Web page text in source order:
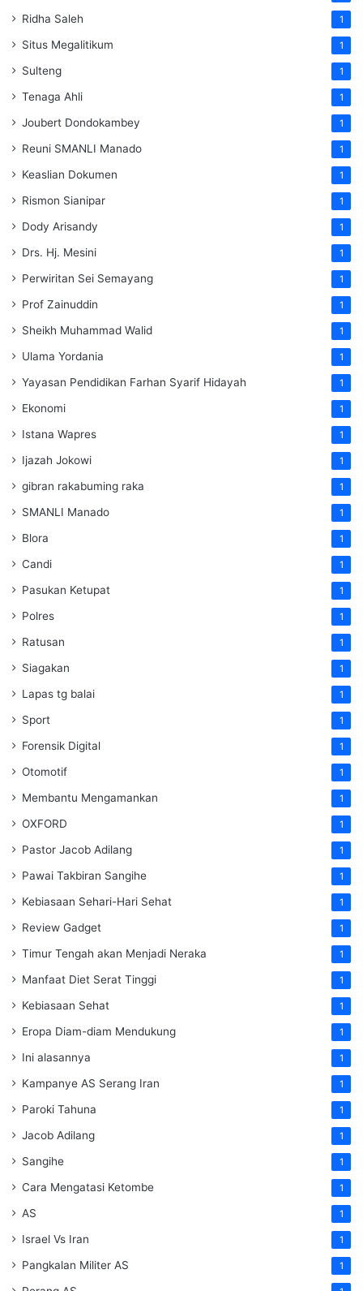
Ridha Saleh 1
Situs Megalitikum 1
Sulteng 1
Tenaga Ahli 1
Joubert Dondokambey 1
Reuni SMANLI Manado 1
Keaslian Dokumen 1
Rismon Sianipar 1
Dody Arisandy 1
Drs. Hj. Mesini 1
Perwiritan Sei Semayang 1
Prof Zainuddin 1
Sheikh Muhammad Walid 1
Ulama Yordania 1
Yayasan Pendidikan Farhan Syarif Hidayah 1
Ekonomi 1
Istana Wapres 1
Ijazah Jokowi 1
gibran rakabuming raka 1
SMANLI Manado 1
Blora 1
Candi 1
Pasukan Ketupat 1
Polres 1
Ratusan 1
Siagakan 1
Lapas tg balai 1
Sport 1
Forensik Digital 1
Otomotif 1
Membantu Mengamankan 1
OXFORD 1
Pastor Jacob Adilang 1
Pawai Takbiran Sangihe 1
Kebiasaan Sehari-Hari Sehat 1
Review Gadget 1
Timur Tengah akan Menjadi Neraka 1
Manfaat Diet Serat Tinggi 1
Kebiasaan Sehat 1
Eropa Diam-diam Mendukung 1
Ini alasannya 1
Kampanye AS Serang Iran 1
Paroki Tahuna 1
Jacob Adilang 1
Sangihe 1
Cara Mengatasi Ketombe 1
AS 1
Israel Vs Iran 1
Pangkalan Militer AS 1